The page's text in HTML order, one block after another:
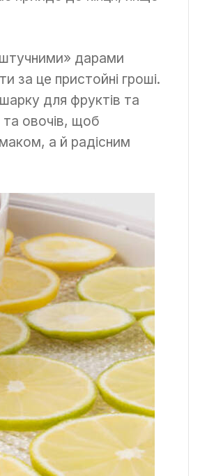
дарами
за це пристойні гроші.
для фруктів та
та овочів, щоб
а й радісним